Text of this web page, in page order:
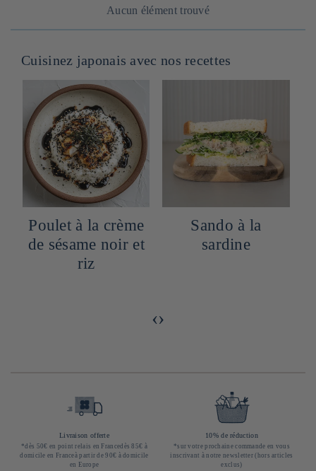
Aucun élément trouvé
Cuisinez japonais avec nos recettes
Poulet à la crème
de sésame noir et
riz
Sando à la
sardine
‹›
Livraison offerte
*dès 50€ en point relais en Francedès 85€ à
domicile en Franceà partir de 90€ à domicile
en Europe
10% de réduction
*sur votre prochaine commande en vous
inscrivant à notre newsletter (hors articles
exclus)